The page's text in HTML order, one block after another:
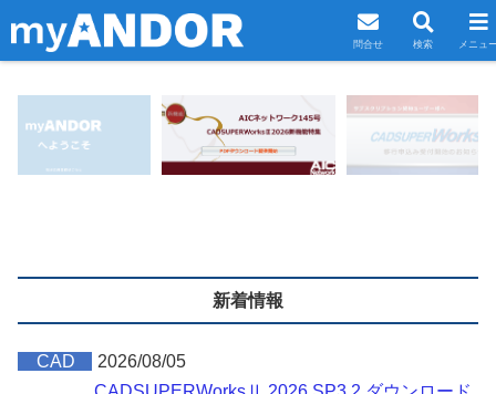
新着情報
CAD
2026/08/05
問合せ 検索 メニュ